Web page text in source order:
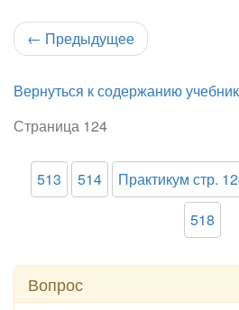
← Предыдущее
Вернуться к содержанию
Страница 124
513 514 Практикум стр.
518
Вопрос